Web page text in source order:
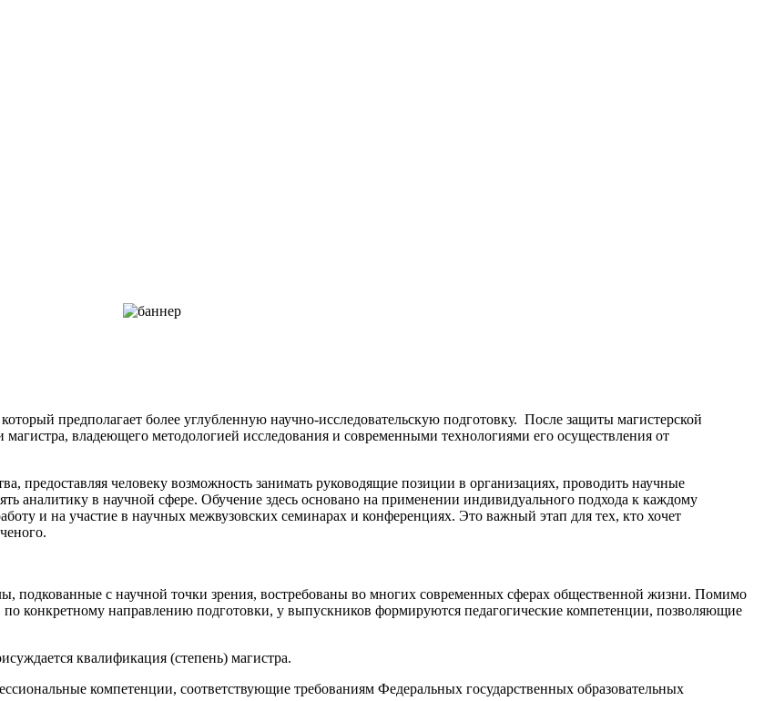
предполагает более углубленную научно-исследовательскую подготовку. После защиты магистерской
магистра, владеющего методологией исследования и современными технологиями его осуществления от
предоставляя человеку возможность занимать руководящие позиции в организациях, проводить научные
аналитику в научной сфере. Обучение здесь основано на применении индивидуального подхода к каждому
и на участие в научных межвузовских семинарах и конференциях. Это важный этап для тех, кто хочет
подкованные с научной точки зрения, востребованы во многих современных сферах общественной жизни. Помимо
конкретному направлению подготовки, у выпускников формируются педагогические компетенции, позволяющие
квалификация (степень) магистра.
компетенции, соответствующие требованиям Федеральных государственных образовательных